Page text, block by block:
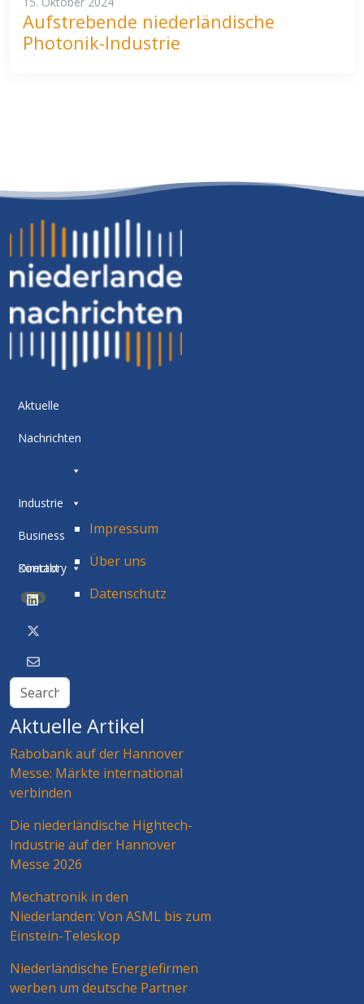
Aufstrebende niederländische
Photonik-Industrie
Aktuelle
Nachrichten
Industrie
Business
Directory
BETA
Kontakt
Impressum
Über uns
Datenschutz
Aktuelle Artikel
Rabobank auf der Hannover
Messe: Märkte international
verbinden
Die niederländische Hightech-
Industrie auf der Hannover
Messe 2026
Mechatronik in den
Niederlanden: Von ASML bis zum
Einstein-Teleskop
Niederländische Energiefirmen
werben um deutsche Partner